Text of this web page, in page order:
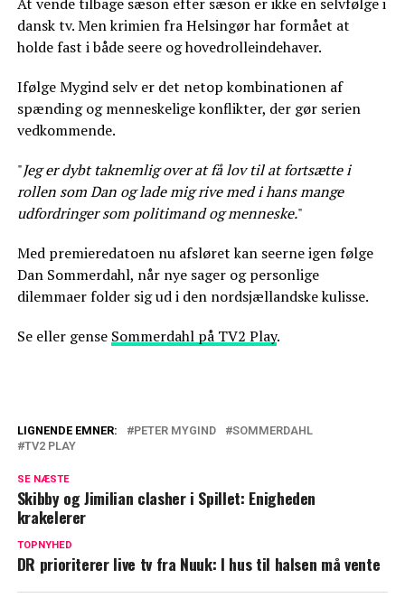
dansk tv. Men krimien fra Helsingør har formået at
holde fast i både seere og hovedrolleindehaver.
Ifølge Mygind selv er det netop kombinationen af
spænding og menneskelige konflikter, der gør serien
vedkommende.
"Jeg er dybt taknemlig over at få lov til at fortsætte i
rollen som Dan og lade mig rive med i hans mange
udfordringer som politimand og menneske."
Med premieredatoen nu afsløret kan seerne igen følge
Dan Sommerdahl, når nye sager og personlige
dilemmaer folder sig ud i den nordsjællandske kulisse.
Se eller gense Sommerdahl på TV2 Play.
Nu er det officielt: Denne dag kan du se
LIGNENDE EMNER: PETER MYGIND
SOMMERDAHL
TV2 PLAY
SE NÆSTE
Skibby og Jimilian clasher i Spillet: Enigheden
krakelerer
TOPNYHED
DR prioriterer live tv fra Nuuk: I hus til halsen må vente